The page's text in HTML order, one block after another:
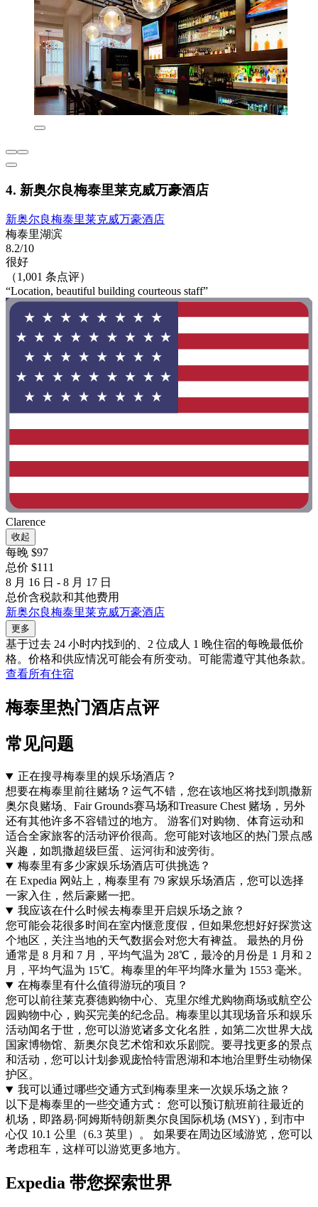
4. 新奥尔良梅泰里莱克威万豪酒店
新奥尔良梅泰里莱克威万豪酒店
梅泰里湖滨
8.2/10
很好
（1,001 条点评）
“Location, beautiful building courteous staff”
Clarence
收起
每晚 $97
总价 $111
8 月 16 日 - 8 月 17 日
总价含税款和其他费用
新奥尔良梅泰里莱克威万豪酒店
更多
基于过去 24 小时内找到的、2 位成人 1 晚住宿的每晚最低价
格。价格和供应情况可能会有所变动。可能需遵守其他条款。
查看所有住宿
梅泰里热门酒店点评
常见问题
正在搜寻梅泰里的娱乐场酒店？
想要在梅泰里前往赌场？运气不错，您在该地区将找到凯撒新
奥尔良赌场、Fair Grounds赛马场和Treasure Chest 赌场，另外
还有其他许多不容错过的地方。 游客们对购物、体育运动和
适合全家旅客的活动评价很高。您可能对该地区的热门景点感
兴趣，如凯撒超级巨蛋、运河街和波旁街。
梅泰里有多少家娱乐场酒店可供挑选？
在 Expedia 网站上，梅泰里有 79 家娱乐场酒店，您可以选择
一家入住，然后豪赌一把。
我应该在什么时候去梅泰里开启娱乐场之旅？
您可能会花很多时间在室内惬意度假，但如果您想好好探赏这
个地区，关注当地的天气数据会对您大有裨益。 最热的月份
通常是 8 月和 7 月，平均气温为 28℃，最冷的月份是 1 月和 2
月，平均气温为 15℃。梅泰里的年平均降水量为 1553 毫米。
在梅泰里有什么值得游玩的项目？
您可以前往莱克赛德购物中心、克里尔维尤购物商场或航空公
园购物中心，购买完美的纪念品。梅泰里以其现场音乐和娱乐
活动闻名于世，您可以游览诸多文化名胜，如第二次世界大战
国家博物馆、新奥尔良艺术馆和欢乐剧院。要寻找更多的景点
和活动，您可以计划参观庞恰特雷恩湖和本地治里野生动物保
护区。
我可以通过哪些交通方式到梅泰里来一次娱乐场之旅？
以下是梅泰里的一些交通方式： 您可以预订航班前往最近的
机场，即路易·阿姆斯特朗新奥尔良国际机场 (MSY)，到市中
心仅 10.1 公里（6.3 英里）。 如果要在周边区域游览，您可以
考虑租车，这样可以游览更多地方。
Expedia 带您探索世界